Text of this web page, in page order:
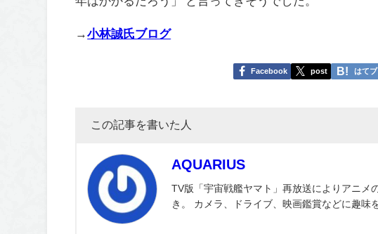
→小林誠氏ブログ
Facebook post はてブ
この記事を書いた人
AQUARIUS
TV版「宇宙戦艦ヤマト」再放送によりアニメ
き。 カメラ、ドライブ、映画鑑賞などに趣味